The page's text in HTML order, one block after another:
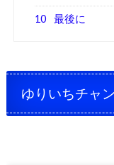
10 最後に
ゆりいちチャ